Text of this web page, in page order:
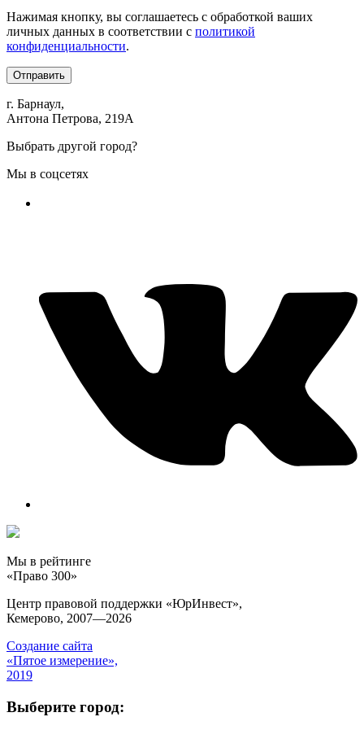
Нажимая кнопку, вы соглашаетесь с обработкой ваших
личных данных в соответствии с политикой
конфиденциальности.
Отправить
г. Барнаул,
Антона Петрова, 219А
Выбрать другой город?
Мы в соцсетях
Мы в рейтинге
«Право 300»
Центр правовой поддержки «ЮрИнвест»,
Кемерово, 2007—2026
Создание сайта
«Пятое измерение»,
2019
Выберите город: